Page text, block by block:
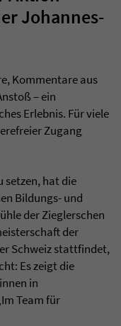
Johannes-
Kommentare aus
– ein
Erlebnis. Für viele
Zugang
setzen, hat die
Bildungs- und
der Zieglerschen
der
Schweiz stattfindet,
Es zeigt die
in
Team für